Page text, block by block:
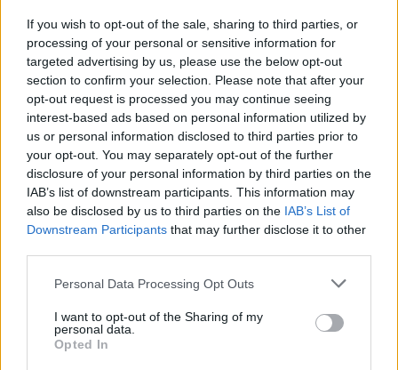
If you wish to opt-out of the sale, sharing to third parties, or
processing of your personal or sensitive information for
targeted advertising by us, please use the below opt-out
section to confirm your selection. Please note that after your
opt-out request is processed you may continue seeing
interest-based ads based on personal information utilized by
us or personal information disclosed to third parties prior to
your opt-out. You may separately opt-out of the further
disclosure of your personal information by third parties on the
IAB’s list of downstream participants. This information may
also be disclosed by us to third parties on the IAB’s List of
Downstream Participants that may further disclose it to other
Personal Data Processing Opt Outs
I want to opt-out of the Sharing of my
personal data.
Opted In
D.Matvejevo nuotr.
Šventiniam vakarui Vilniuje pianistas irgi
pasirinko F. Chopiną. Skambės Pirmasis
koncertas fortepijonui ir orkestrui e-moll, op.
11 (versija styginių orkestrui); 1830 m. sukurtas
opusas pasižymi branda ir jausmų gilumu.
Šis vakaras skiriamas Lenkijos instituto
Vilniuje veiklos 30-mečiui ir pradeda
meno renginių, atskleidžiančių instituto
svarbą Lenkijos ir Lietuvos dialogui. Lenkijos